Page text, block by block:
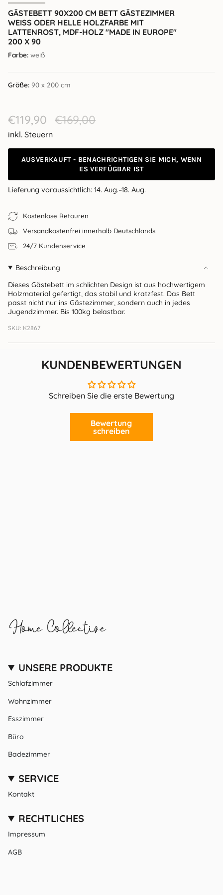
GÄSTEBETT 90X200 CM BETT GÄSTEZIMMER
WEISS ODER HELLE HOLZFARBE MIT L
ATTENROST, MDF-HOLZ "MADE IN EUROPE" 2
00 X 90
Farbe: weiß
Größe: 90 x 200 cm
Verkaufspreis
€119,90 Regulärer
€169,00
inkl. Steuern
AUSVERKAUFT - BENACHRICHTIGEN SIE MICH, WENN
ES VERFÜGBAR IST
Lieferung voraussichtlich: 14. Aug.–18. Aug.
Kostenlose Retouren
Versandkostenfrei innerhalb Deutschlands
24/7 Kundenservice
Beschreibung
Dieses Gästebett im schlichten Design ist aus hochwertigem
Holzmaterial gefertigt, das stabil und kratzfest. Das Bett
passt nicht nur ins Gästezimmer, sondern auch in jedes
Jugendzimmer. Bis 100kg belastbar.
SKU: K2867
KUNDENBEWERTUNGEN
Schreiben Sie die erste Bewertung
Bewertung
schreiben
UNSERE PRODUKTE
Schlafzimmer
Wohnzimmer
Esszimmer
Büro
Badezimmer
SERVICE
Kontakt
RECHTLICHES
Impressum
AGB